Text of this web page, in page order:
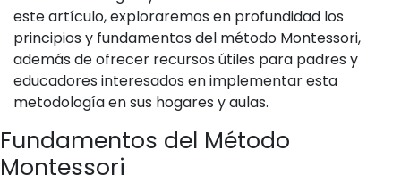
este artículo, exploraremos en profundidad los
principios y fundamentos del método Montessori,
además de ofrecer recursos útiles para padres y
educadores interesados en implementar esta
metodología en sus hogares y aulas.
Fundamentos del Método
Montessori